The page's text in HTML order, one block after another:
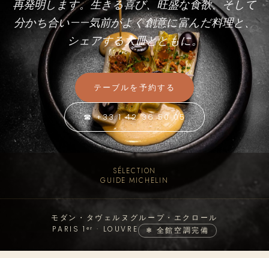
再発明します。生きる喜び、旺盛な食欲、そして
分かち合い——気前がよく創意に富んだ料理と、
シェアする大皿とともに。
テーブルを予約する
☎ +33 1 42 36 50 05
SÉLECTION
GUIDE MICHELIN
モダン・タヴェルヌ グループ・エクロール
PARIS 1ᵉʳ · LOUVRE
❄ 全館空調完備